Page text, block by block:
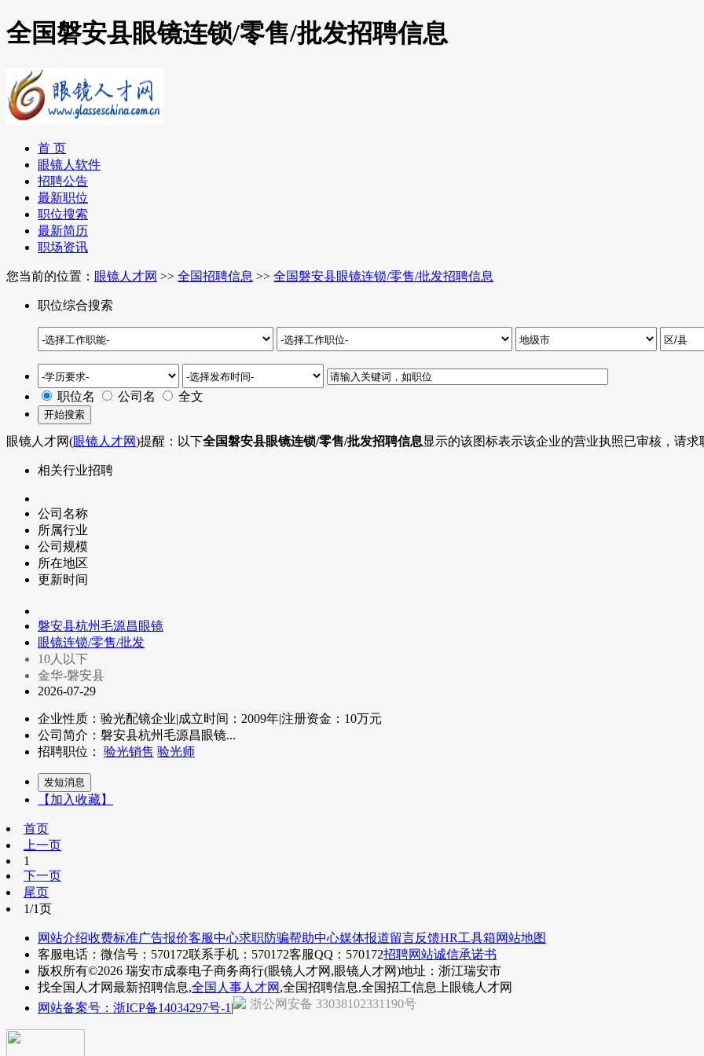
全国磐安县眼镜连锁/零售/批发招聘信息
首 页
眼镜人软件
招聘公告
最新职位
职位搜索
最新简历
职场资讯
您当前的位置： 眼镜人才网 >> 全国招聘信息 >> 全国磐安县眼镜连锁/零售/批发招聘信息
职位综合搜索
职位名 公司名 全文
眼镜人才网(眼镜人才网)提醒：以下全国磐安县眼镜连锁/零售/批发招聘信息显示的该图标表示该企业的营业执照已审核，请求
相关行业招聘
公司名称
所属行业
公司规模
所在地区
更新时间
磐安县杭州毛源昌眼镜
眼镜连锁/零售/批发
10人以下
金华-磐安县
2026-07-29
企业性质：验光配镜企业|成立时间：2009年|注册资金：10万元
公司简介：磐安县杭州毛源昌眼镜...
招聘职位： 验光销售 验光师
【加入收藏】
首页
上一页
1
下一页
尾页
1/1页
网站介绍收费标准广告报价客服中心求职防骗帮助中心媒体报道留言反馈HR工具箱网站地图
客服电话：微信号：570172联系手机：570172客服QQ：570172招聘网站诚信承诺书
版权所有©2026 瑞安市成泰电子商务商行(眼镜人才网,眼镜人才网)地址：浙江瑞安市
找全国人才网最新招聘信息,全国人事人才网 ,全国招聘信息,全国招工信息上眼镜人才网
网站备案号：浙ICP备14034297号-1 | 浙公网安备 33038102331190号